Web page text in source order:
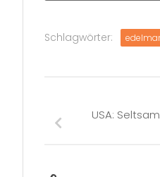
Schlagwörter:
USA: